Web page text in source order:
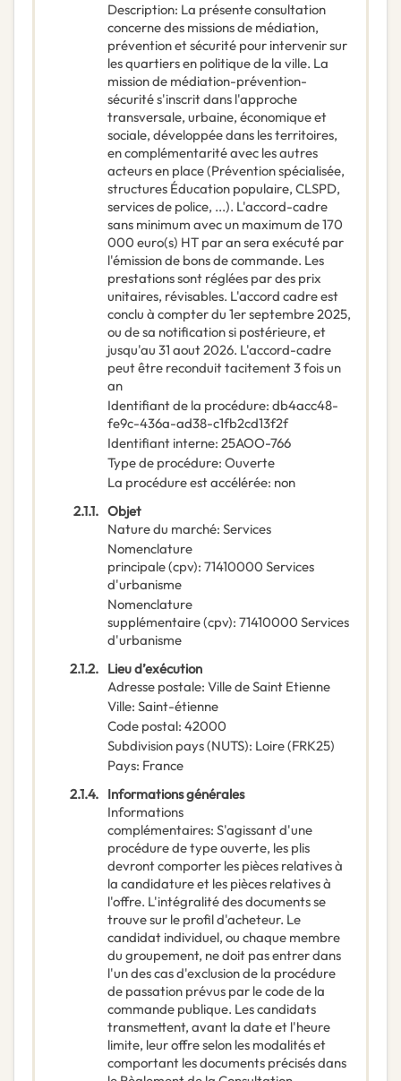
Description: La présente consultation
concerne des missions de médiation,
prévention et sécurité pour intervenir sur
les quartiers en politique de la ville. La
mission de médiation-prévention-
sécurité s'inscrit dans l'approche
transversale, urbaine, économique et
sociale, développée dans les territoires,
en complémentarité avec les autres
acteurs en place (Prévention spécialisée,
structures Éducation populaire, CLSPD,
services de police, ...). L'accord-cadre
sans minimum avec un maximum de 170
000 euro(s) HT par an sera exécuté par
l'émission de bons de commande. Les
prestations sont réglées par des prix
unitaires, révisables. L'accord cadre est
conclu à compter du 1er septembre 2025,
ou de sa notification si postérieure, et
jusqu'au 31 aout 2026. L'accord-cadre
peut être reconduit tacitement 3 fois un
an
Identifiant de la procédure: db4acc48-
fe9c-436a-ad38-c1fb2cd13f2f
Identifiant interne: 25AOO-766
Type de procédure: Ouverte
La procédure est accélérée: non
2.1.1. Objet
Nature du marché: Services
Nomenclature
principale(cpv): 71410000 Services
d'urbanisme
Nomenclature
supplémentaire(cpv): 71410000 Services
d'urbanisme
2.1.2. Lieu d’exécution
Adresse postale: Ville de Saint Etienne
Ville: Saint-étienne
Code postal: 42000
Subdivision pays (NUTS): Loire(FRK25)
Pays: France
2.1.4. Informations générales
Informations
complémentaires: S'agissant d'une
procédure de type ouverte, les plis
devront comporter les pièces relatives à
la candidature et les pièces relatives à
l'offre. L'intégralité des documents se
trouve sur le profil d'acheteur. Le
candidat individuel, ou chaque membre
du groupement, ne doit pas entrer dans
l'un des cas d'exclusion de la procédure
de passation prévus par le code de la
commande publique. Les candidats
transmettent, avant la date et l'heure
limite, leur offre selon les modalités et
comportant les documents précisés dans